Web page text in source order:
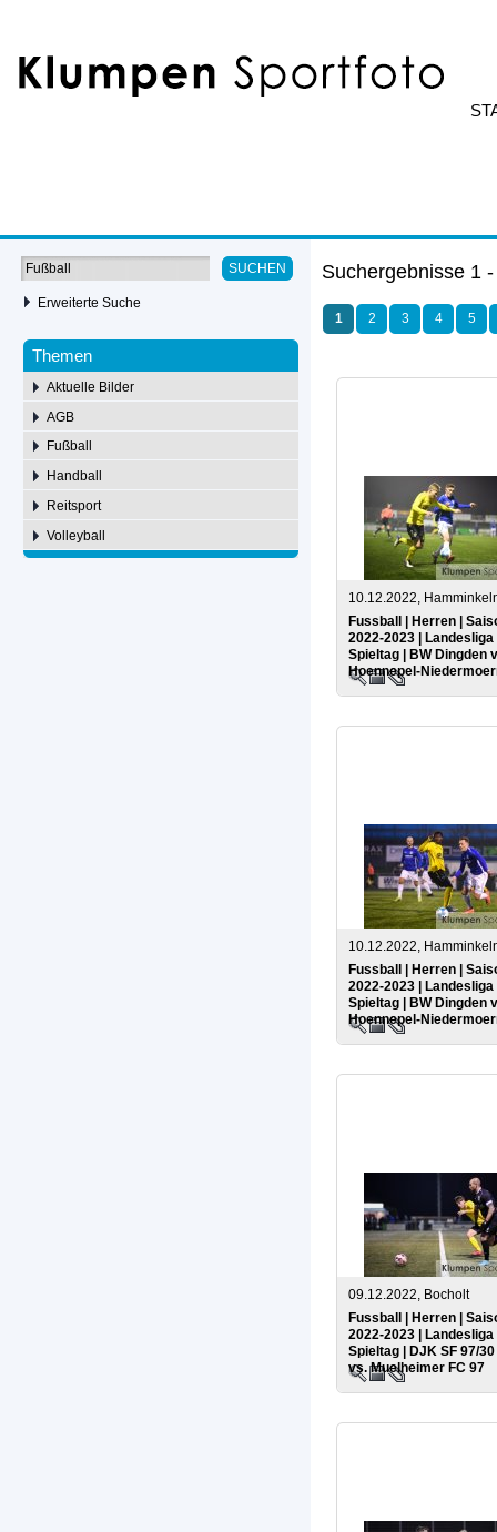
SUCHEN
Erweiterte Suche
Themen
Aktuelle Bilder
AGB
Fußball
Handball
Reitsport
Volleyball
Suchergebnisse 1
1 2 3 4 5
10.12.2022,
Fussball | Herren |
2022-2023 | Landesliga
Spieltag | BW Dingden
Hoennepel-
10.12.2022,
Fussball | Herren |
2022-2023 | Landesliga
Spieltag | BW Dingden
Hoennepel-
09.12.2022, Bocholt
Fussball | Herren |
2022-2023 | Landesliga
Spieltag | DJK SF 97/
vs. Muelheimer FC 97